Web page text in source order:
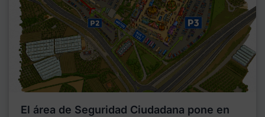
El área de Seguridad Ciudadana pone en